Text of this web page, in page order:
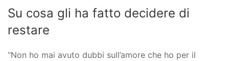
Su cosa gli ha fatto decidere di
restare
“Non ho mai avuto dubbi sull’amore che ho per il